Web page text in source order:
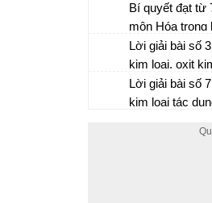
có tính oxi hóa
đặc, HNO3)
Bí quyết đạt từ
môn Hóa trong
Quốc gia
Lời giải bài số
kim loại, oxit
tác dụng với
hóa mạnh(
Lời giải bài số
kim loại tác